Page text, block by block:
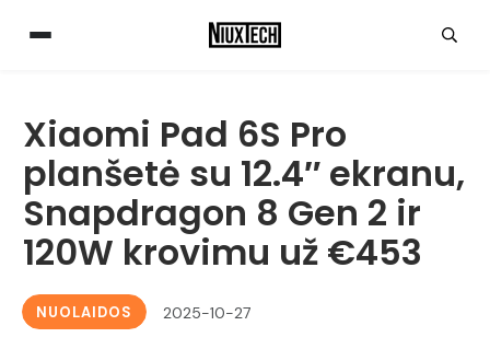
Xiaomi Pad 6S Pro
planšetė su 12.4″ ekranu,
Snapdragon 8 Gen 2 ir
120W krovimu už €453
NUOLAIDOS 2025-10-27